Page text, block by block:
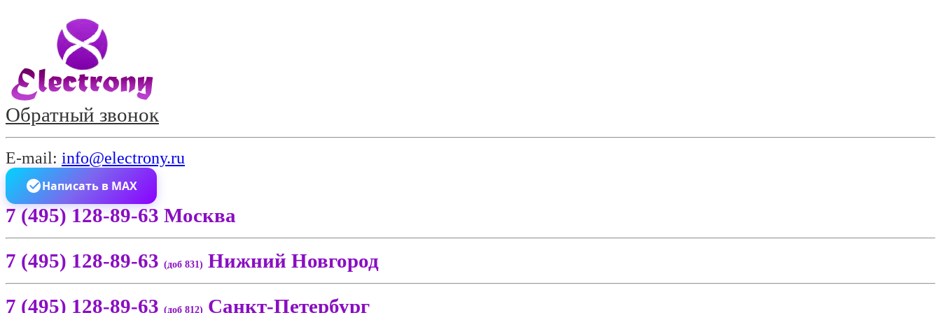
Обратный звонок
E-mail: info@electrony.ru
Написать в MAX
7 (495) 128-89-63 Москва
7 (495) 128-89-63 (доб 831) Нижний Новгород
7 (495) 128-89-63 (доб 812) Санкт-Петербург